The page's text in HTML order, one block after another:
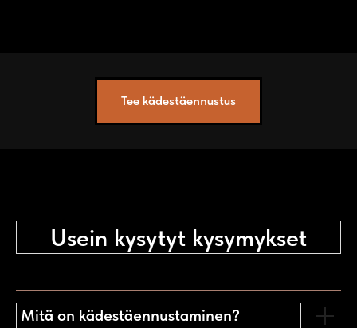
Tee kädestäennustus
Usein kysytyt kysymykset
Mitä on kädestäennustaminen?